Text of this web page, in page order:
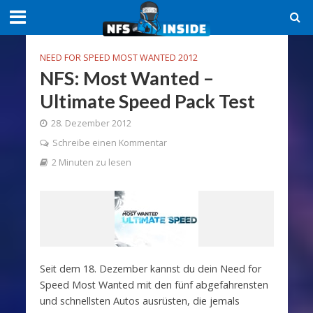
NEED FOR SPEED MOST WANTED 2012
NFS: Most Wanted –
Ultimate Speed Pack Test
28. Dezember 2012
Schreibe einen Kommentar
2 Minuten zu lesen
Seit dem 18. Dezember kannst du dein Need for
Speed Most Wanted mit den fünf abgefahrensten
und schnellsten Autos ausrüsten, die jemals